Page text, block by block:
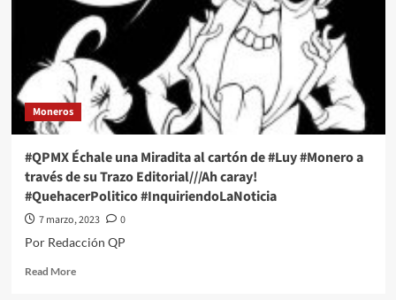
de
#Luy
#Monero
a
través
de
Trazo
Editorial///No
es
lo
mismo
#QuehacerPolitico
Moneros
#QPMX Échale una Miradita al cartón de #Luy #Monero a
través de su Trazo Editorial///Ah caray!
#QuehacerPolitico #InquiriendoLaNoticia
7 marzo, 2023
0
Por Redacción QP
Read MoreRead